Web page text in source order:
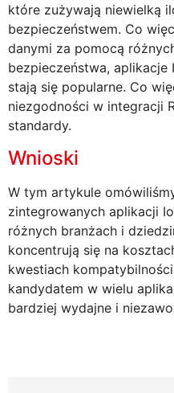
które zużywają niewielką
bezpieczeństwem. Co
danymi za pomocą
bezpieczeństwa, aplikacje
stają się popularne. Co
niezgodności w integracji
standardy.
Wnioski
W tym artykule
zintegrowanych aplikacji
różnych branżach i
koncentrują się na
kwestiach
kandydatem w wielu
bardziej wydajne i